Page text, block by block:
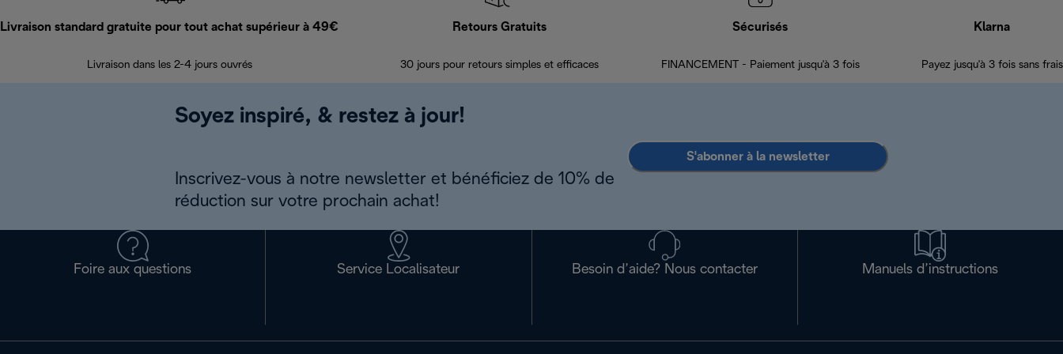
Livraison standard gratuite pour tout achat supérieur à 49€
Livraison dans les 2-4 jours ouvrés
Retours Gratuits
30 jours pour retours simples et efficaces
Sécurisés
FINANCEMENT - Paiement jusqu'à 3 fois
Klarna
Payez jusqu'à 3 fois sans frais
Soyez inspiré, & restez à jour!
Inscrivez-vous à notre newsletter et bénéficiez de 10% de
réduction sur votre prochain achat!
S'abonner à la newsletter
Foire aux questions Service Localisateur Besoin d’aide? Nous contacter Manuels d’instructions